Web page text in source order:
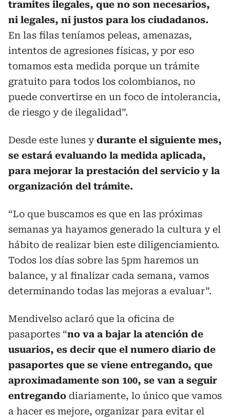
tramites ilegales, que no son necesarios,
ni legales, ni justos para los ciudadanos.
En las filas teníamos peleas, amenazas,
intentos de agresiones físicas, y por eso
tomamos esta medida porque un trámite
gratuito para todos los colombianos, no
puede convertirse en un foco de intolerancia,
de riesgo y de ilegalidad”.
Desde este lunes ydurante el siguiente mes,
se estará evaluando la medida aplicada,
para mejorar la prestación del servicio y la
organización del trámite.
“Lo que buscamos es que en las próximas
semanas ya hayamos generado la cultura y el
hábito de realizar bien este diligenciamiento.
Todos los días sobre las 5pm haremos un
balance, y al finalizar cada semana, vamos
determinando todas las mejoras a evaluar”.
Mendivelso aclaró que la oficina de
pasaportes “no va a bajar la atención de
usuarios, es decir que el numero diario de
pasaportes que se viene entregando, que
aproximadamente son 100, se van a seguir
entregando diariamente, lo único que vamos
a hacer es mejore, organizar para evitar el